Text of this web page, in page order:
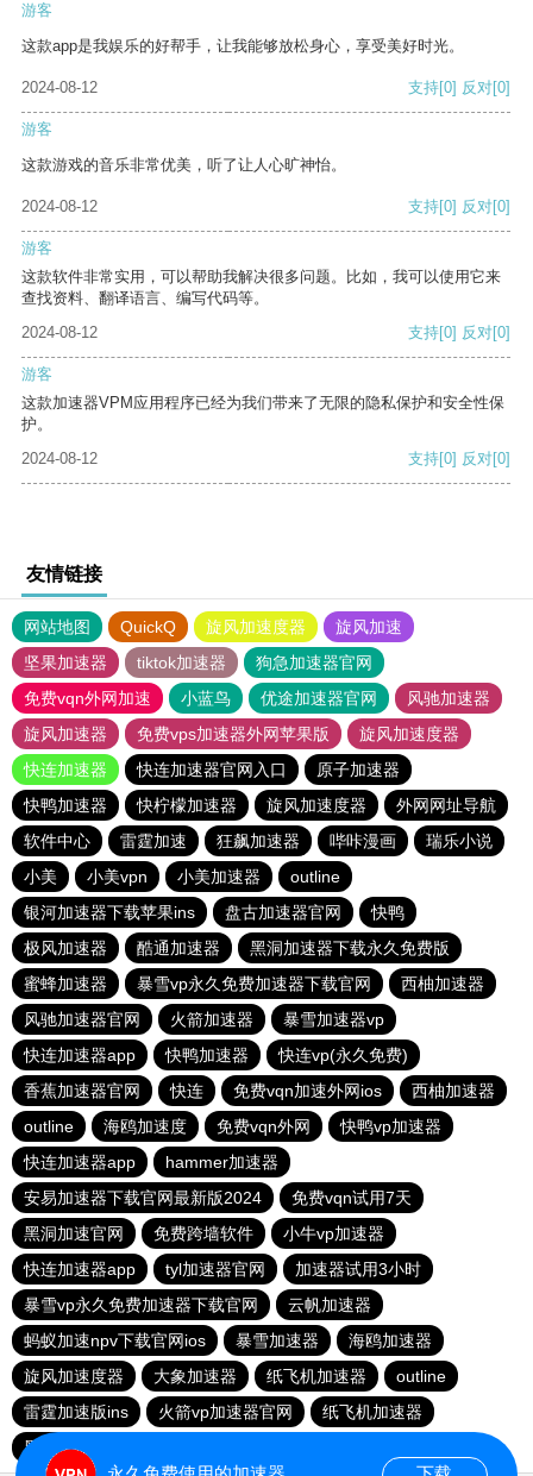
游客
这款app是我娱乐的好帮手，让我能够放松身心，享受美好时光。
2024-08-12 支持[0] 反对[0]
游客
这款游戏的音乐非常优美，听了让人心旷神怡。
2024-08-12 支持[0] 反对[0]
游客
这款软件非常实用，可以帮助我解决很多问题。比如，我可以使用它来
查找资料、翻译语言、编写代码等。
2024-08-12
支持[0] 反对[0]
游客
这款加速器VPM应用程序已经为我们带来了无限的隐私保护和安全性保
护。
2024-08-12
支持[0] 反对[0]
友情链接
网站地图 QuickQ 旋风加速度器
旋风加速
坚果加速器
tiktok加速器
狗急加速器官网
免费vqn外网加速
小蓝鸟 优途加速器官网
风驰加速器
旋风加速器
免费vps加速器外网苹果版
旋风加速度器
快连加速器
快连加速器官网入口
原子加速器
快鸭加速器
快柠檬加速器 旋风加速度器
外网网址导航
软件中心
雷霆加速 狂飙加速器 哔咔漫画
瑞乐小说
小美
小美vpn 小美加速器
outline
银河加速器下载苹果ins
盘古加速器官网
快鸭
极风加速器
酷通加速器
黑洞加速器下载永久免费版
蜜蜂加速器
暴雪vp永久免费加速器下载官网
西柚加速器
风驰加速器官网
火箭加速器
暴雪加速器vp
快连加速器app
快鸭加速器
快连vp(永久免费)
香蕉加速器官网
快连 免费vqn加速外网ios
西柚加速器
outline
海鸥加速度 免费vqn外网
快鸭vp加速器
快连加速器app
hammer加速器
安易加速器下载官网最新版2024
免费vqn试用7天
黑洞加速官网
免费跨墙软件
小牛vp加速器
快连加速器app
tyl加速器官网
加速器试用3小时
暴雪vp永久免费加速器下载官网
云帆加速器
蚂蚁加速npv下载官网ios
暴雪加速器
海鸥加速器
旋风加速度器
大象加速器 纸飞机加速器
outline
雷霆加速版ins
火箭vp加速器官网
纸飞机加速器
黑洞加速